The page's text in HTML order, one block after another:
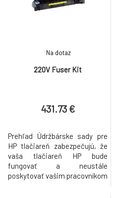
220V Fuser Kit
Na dotaz
431.73 €
Prehľad Údržbárske sady pre
HP tlačiareň zabezpečujú, že
vaša tlačiareň HP bude
fungovať a neustále
poskytovať vašim pracovníkom